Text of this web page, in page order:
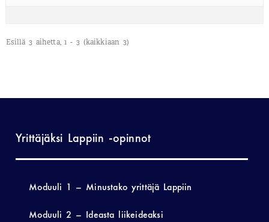
Esillä 3 aihetta, 1 - 3 (kaikkiaan 3)
Yrittäjäksi Lappiin -opinnot
Moduuli 1 – Minustako yrittäjä Lappiin
Moduuli 2 – Ideasta liikeideaksi